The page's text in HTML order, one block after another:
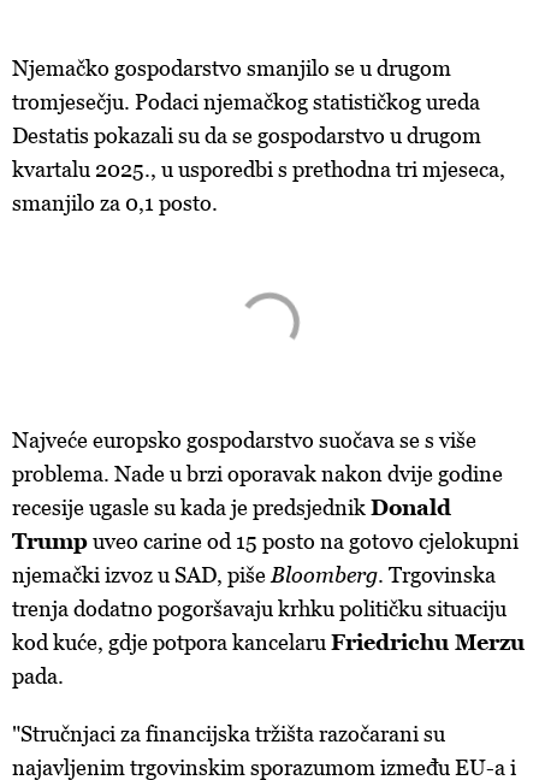
Njemačko gospodarstvo smanjilo se u drugom
tromjesečju. Podaci njemačkog statističkog ureda
Destatis pokazali su da se gospodarstvo u drugom
kvartalu 2025., u usporedbi s prethodna tri mjeseca,
smanjilo za 0,1 posto.
Najveće europsko gospodarstvo suočava se s više
problema. Nade u brzi oporavak nakon dvije godine
recesije ugasle su kada je predsjednikDonald
Trumpuveo carine od 15 posto na gotovo cjelokupni
njemački izvoz u SAD, piše Bloomberg. Trgovinska
trenja dodatno pogoršavaju krhku političku situaciju
kod kuće, gdje potpora kancelaru Friedrichu Merzu
pada.
"Stručnjaci za financijska tržišta razočarani su
najavljenim trgovinskim sporazumom između EU-a i